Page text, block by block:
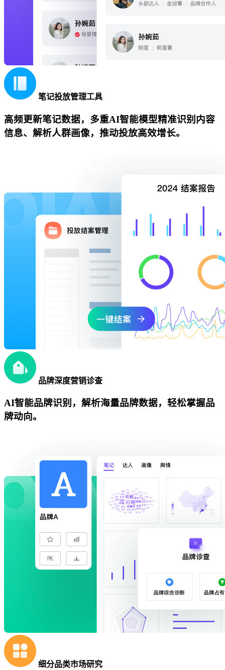
笔记投放管理工具
高频更新笔记数据，多重AI智能模型精准识别内容
信息、解析人群画像，推动投放高效增长。
品牌深度营销诊查
AI智能品牌识别，解析海量品牌数据，轻松掌握品
牌动向。
细分品类市场研究